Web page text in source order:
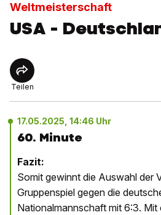
Weltmeisterschaft
USA -
Teilen
17.05.2025, 14:46 Uhr
60. Minute
Fazit:
Somit gewinnt die Auswahl der
Gruppenspiel gegen die
Nationalmannschaft mit 6:3.